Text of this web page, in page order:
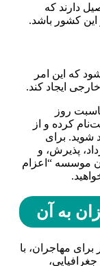
دارند که
کشور باشد.
که این امر
ایجاد کند.
روز
کرده و از
شوید. برای
پذیرش، و
موسسه “اعزام
به آن
مهاجران، با